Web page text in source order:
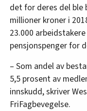
det for deres del ble
millioner kroner i
23.000
pensjonspenger for
– Som andel av
5,5 prosent av
innskudd, skriver
FriFagbevegelse.